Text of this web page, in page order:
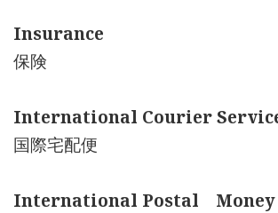
Insurance
保険
International Courier
国際宅配便
International Postal Money